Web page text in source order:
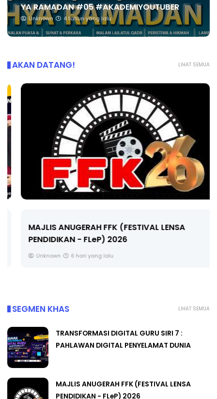
YA RAMADAN #05 #AKADEMIYOUTUBER
Unknown 4 tahun yang lalu
LIHAT SEMUA
AKAN DATANG!
MAJLIS ANUGERAH FFK (FESTIVAL LENSA
PENDIDIKAN - FLeP) 2026
Unknown 6 hari yang lalu
LIHAT SEMUA
SEGMEN KHAS
TRANSFORMASI DIGITAL GURU SIRI 7 :
PAHLAWAN DIGITAL PENYELAMAT DUNIA
MAJLIS ANUGERAH FFK (FESTIVAL LENSA
PENDIDIKAN - FLeP) 2026